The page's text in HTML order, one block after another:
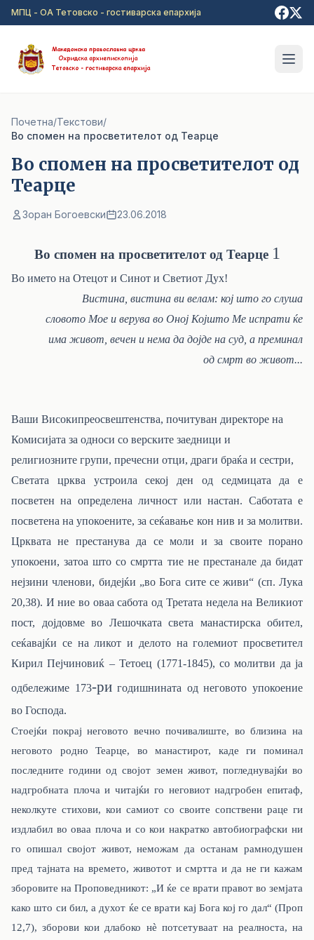
Прејди на главна содржина
МПЦ - ОА Тетовско - гостиварска епархија
Почетна/Текстови/
Во спомен на просветителот од Теарце
Во спомен на просветителот од
Теарце
Зоран Богоевски 23.06.2018
Во спомен на просветителот од Теарце 1
Во името на Отецот и Синот и Светиот Дух!
Вистина, вистина ви велам: кој што го слуша
словото Мое и верува во Оној Којшто Ме испрати ќе
има живот, вечен и нема да дојде на суд, а преминал
од смрт во живот...
Ваши Високипреосвештенства, почитуван директоре на
Комисијата за односи со верските заедници и
религиозните групи, пречесни отци, драги браќа и сестри,
Светата црква устроила секој ден од седмицата да е
посветен на определена личност или настан. Саботата е
посветена на упокоените, за сеќавање кон нив и за молитви.
Црквата не престанува да се моли и за своите порано
упокоени, затоа што со смртта тие не престанале да бидат
нејзини членови, бидејќи „во Бога сите се живи“ (сп. Лука
20,38). И ние во оваа сабота од Третата недела на Великиот
пост, дојдовме во Лешочката света манастирска обител,
сеќавајќи се на ликот и делото на големиот просветител
Кирил Пејчиновиќ – Тетоец (1771-1845), со молитви да ја
одбележиме 173-ригодишнината од неговото упокоение
во Господа.
Стоејќи покрај неговото вечно почивалиште, во близина на
неговото родно Теарце, во манастирот, каде ги поминал
последните години од својот земен живот, погледнувајќи во
надгробната плоча и читајќи го неговиот надгробен епитаф,
неколкуте стихови, кои самиот со своите сопствени раце ги
издлабил во оваа плоча и со кои накратко автобиографски ни
го опишал својот живот, неможам да останам рамнодушен
пред тајната на времето, животот и смртта и да не ги кажам
зборовите на Проповедникот: „И ќе се врати правот во земјата
како што си бил, а духот ќе се врати кај Бога кој го дал“ (Проп
12,7), зборови кои длабоко нè потсетуваат на реалноста, на